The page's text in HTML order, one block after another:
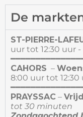
De
ST-PIERRE-
uur tot 12:30 uur -
CAHORS –
8:00 uur tot 12:30
PRAYSSAC –
tot 30 minuten